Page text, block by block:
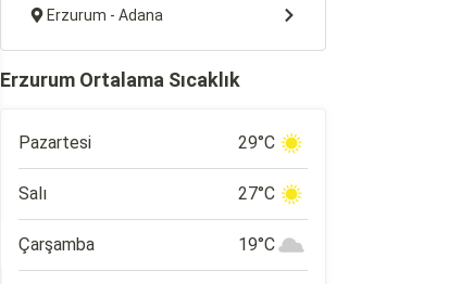
Erzurum - Adana
Erzurum Ortalama Sıcaklık
Pazartesi 29°C
Salı 27°C
Çarşamba 19°C